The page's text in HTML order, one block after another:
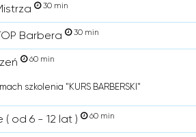
30 min
Barbera 30 min
60 min
szkolenia "KURS BARBERSKI"
( od 6 - 12 lat ) 60 min